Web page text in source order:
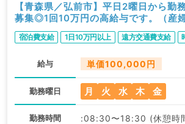
【青森県／弘前市】平日2曜日から勤
募集◎1回10万円の高給与です。（産
宿泊費支給 1日10万円以上 遠方交通費支給
給与 単価100,000円
勤務曜日 月 火 水 木 金
勤務時間 :08:30〜18:30 (休憩時